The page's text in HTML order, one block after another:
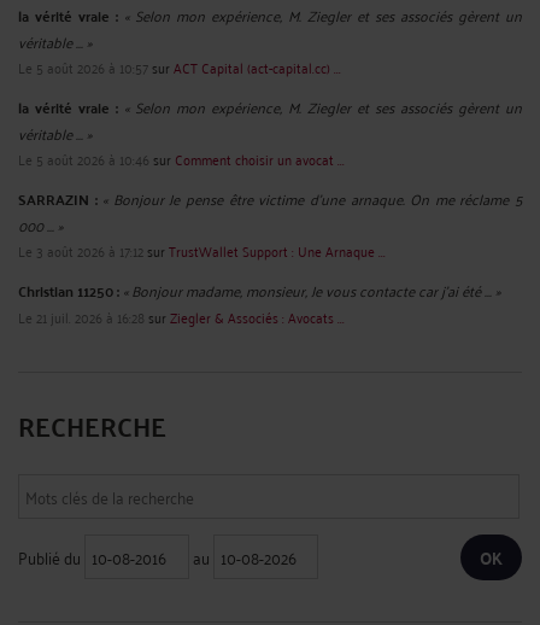
la vérité vraie : « Selon mon expérience, M. Ziegler et ses associés gèrent un
véritable ... »
Le 5 août 2026 à 10:57surACT Capital (act-capital.cc) ...
la vérité vraie : « Selon mon expérience, M. Ziegler et ses associés gèrent un
véritable ... »
Le 5 août 2026 à 10:46 sur Comment choisir un avocat ...
SARRAZIN : « Bonjour Je pense être victime d'une arnaque. On me réclame 5
000 ... »
Le 3 août 2026 à 17:12surTrustWallet Support : Une Arnaque ...
Christian 11250 :« Bonjour madame, monsieur, Je vous contacte car j'ai été ... »
Le 21 juil. 2026 à 16:28 surZiegler & Associés : Avocats ...
RECHERCHE
Publié du au